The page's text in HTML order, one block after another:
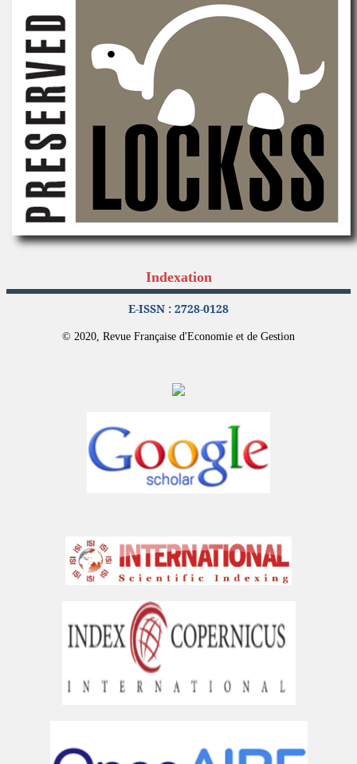
Indexation
E-ISSN : 2728-0128
© 2020, Revue Française d'Economie et de Gestion